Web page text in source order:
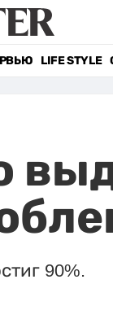
LIFE STYLE
90%.